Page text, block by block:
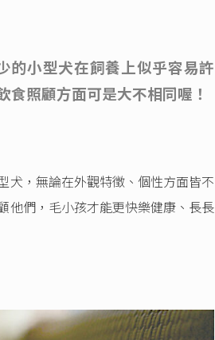
的小型犬在飼養上似乎容易許
照顧方面可是大不相同喔！
，無論在外觀特徵、個性方面皆不
他們，毛小孩才能更快樂健康、長長